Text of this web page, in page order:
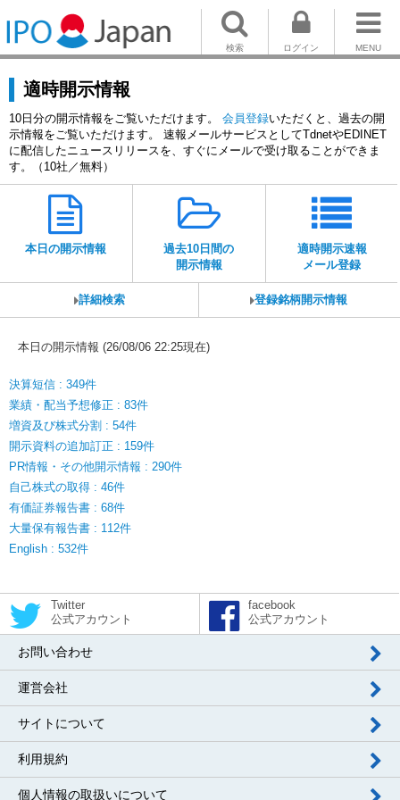
MENU
ログイン
検索
適時開示情報
10日分の開示情報をご覧いただけます。 会員登録いただくと、過去の開
示情報をご覧いただけます。 速報メールサービスとしてTdnetやEDINET
に配信したニュースリリースを、すぐにメールで受け取ることができま
す。（10社／無料）
本日の開示情報
過去10日間の
開示情報
適時開示速報
メール登録
詳細検索 登録銘柄開示情報
本日の開示情報 (26/08/06 22:25現在)
決算短信 : 349件
業績・配当予想修正 : 83件
増資及び株式分割 : 54件
開示資料の追加訂正 : 159件
PR情報・その他開示情報 : 290件
自己株式の取得 : 46件
有価証券報告書 : 68件
大量保有報告書 : 112件
English : 532件
Twitter
公式アカウント
facebook
公式アカウント
お問い合わせ
運営会社
サイトについて
利用規約
個人情報の取扱いについて